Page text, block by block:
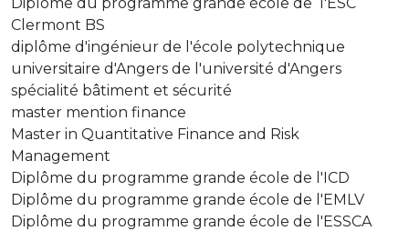
Clermont BS
diplôme d'ingénieur de l'école polytechnique
universitaire d'Angers de l'université d'Angers
spécialité bâtiment et sécurité
master mention finance
Master in Quantitative Finance and Risk
Management
Diplôme du programme grande école de l'ICD
Diplôme du programme grande école de l'EMLV
Diplôme du programme grande école de l'ESSCA